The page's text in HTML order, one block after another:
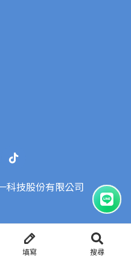
填寫 搜尋
科技股份有限公司